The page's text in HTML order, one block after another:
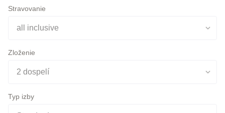
all inclusive
Zloženie
2 dospelí
Typ izby
Standard